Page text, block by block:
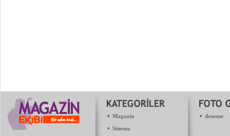
• Magazin
• Sinema
• deneme